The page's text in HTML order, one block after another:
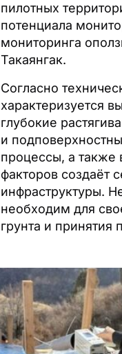
пилотных
потенциала
мониторинга
Такаянгак.
Согласно
характеризуется
глубокие
и
процессы, а также
факторов создаёт
инфраструктуры.
необходим для
грунта и принятия